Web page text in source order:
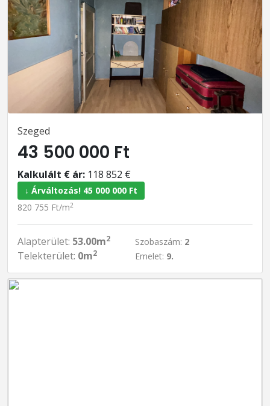
Szeged
43 500 000 Ft
Kalkulált € ár: 118 852 €
↓ Árváltozás! 45 000 000 Ft
820 755 Ft/m2
Alapterület: 53.00m2
Telekterület: 0m2
Szobaszám: 2
Emelet: 9.